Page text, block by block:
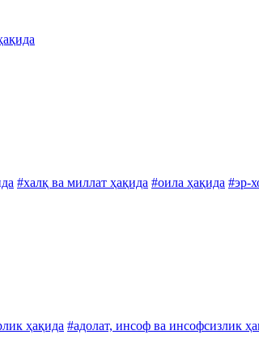
#халқ ва миллат ҳақида #оила ҳақида #эр-
ҳақида #адолат, инсоф ва инсофсизлик